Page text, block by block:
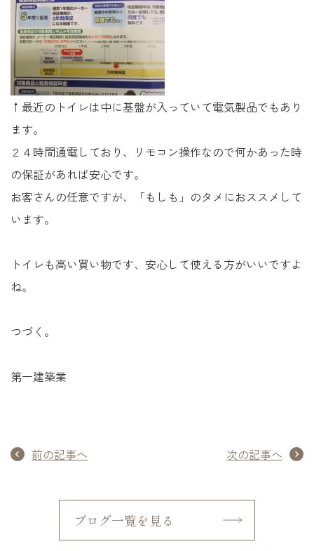
↑最近のトイレは中に基盤が入っていて電気製品でもあり
ます。
２４時間通電しており、リモコン操作なので何かあった時
の保証があれば安心です。
お客さんの任意ですが、「もしも」のタメにおススメして
います。
トイレも高い買い物です、安心して使える方がいいですよ
ね。
つづく。
第一建築業
前の記事へ 次の記事へ
ブログ一覧を見る